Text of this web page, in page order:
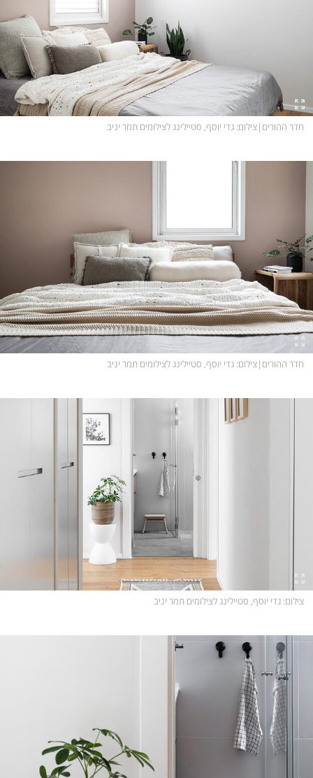
חדר ההורים |צילום: גדי יוסף, סטיילינג לצילומים תמר יניב
חדר ההורים |צילום: גדי יוסף, סטיילינג לצילומים תמר יניב
צילום: גדי יוסף, סטיילינג לצילומים תמר יניב